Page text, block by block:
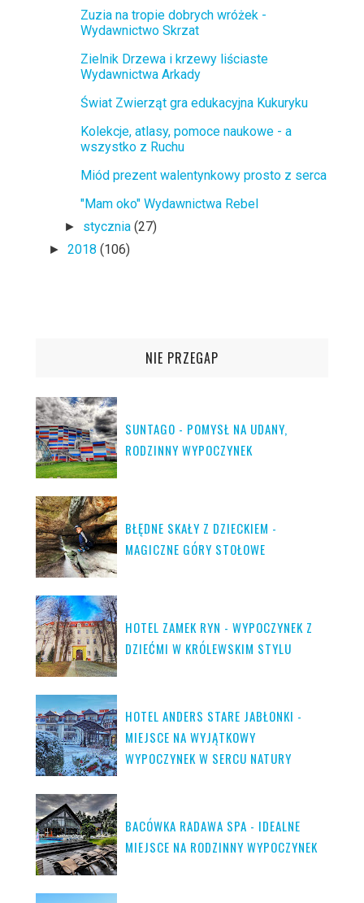
Zuzia na tropie dobrych wróżek -
Wydawnictwo Skrzat
Zielnik Drzewa i krzewy liściaste
Wydawnictwa Arkady
Świat Zwierząt gra edukacyjna Kukuryku
Kolekcje, atlasy, pomoce naukowe - a
wszystko z Ruchu
Miód prezent walentynkowy prosto z serca
"Mam oko" Wydawnictwa Rebel
► stycznia(27)
► 2018 (106)
NIE PRZEGAP
SUNTAGO - POMYSŁ NA UDANY,
RODZINNY WYPOCZYNEK
BŁĘDNE SKAŁY Z DZIECKIEM -
MAGICZNE GÓRY STOŁOWE
HOTEL ZAMEK RYN - WYPOCZYNEK Z
DZIEĆMI W KRÓLEWSKIM STYLU
HOTEL ANDERS STARE JABŁONKI -
MIEJSCE NA WYJĄTKOWY
WYPOCZYNEK W SERCU NATURY
BACÓWKA RADAWA SPA - IDEALNE
MIEJSCE NA RODZINNY WYPOCZYNEK